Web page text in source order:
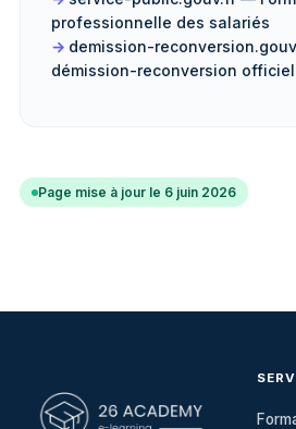
professionnelle des salariés
demission-
démission-reconversion officiel
Page mise à jour le 6 juin 2026